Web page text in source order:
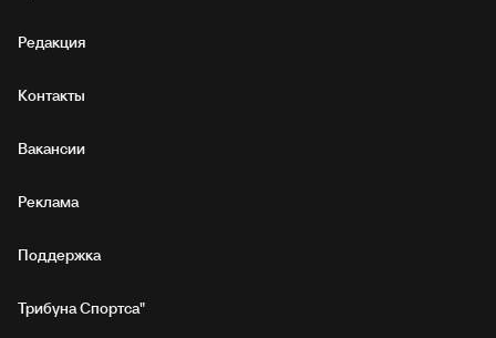
Редакция
Контакты
Вакансии
Реклама
Поддержка
Трибуна Спортса"